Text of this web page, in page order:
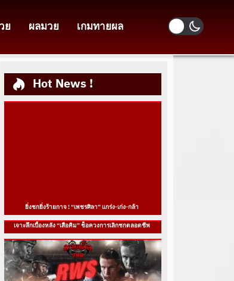
ย ผลมวย เกมทายผล
Hot News !
ยิ่งชกยิ่งร้ายกาจ ! “เพชรศิลา” แกร่ง-เก่ง-กล้า
เจาะลึกเบื้องหลัง “เสือคิม” ช็อควงการเลิกชกตลอดชีพ